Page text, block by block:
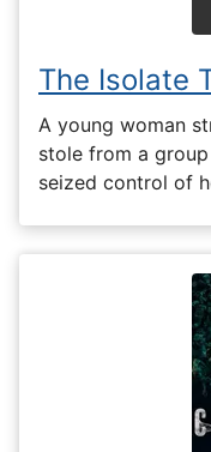
The Isolate
A young woman
stole from a
seized control of